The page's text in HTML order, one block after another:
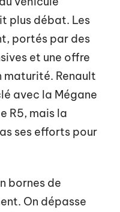
plus débat. Les
portés par des
et une offre
maturité. Renault
avec la Mégane
R5, mais la
ses efforts pour
bornes de
On dépasse